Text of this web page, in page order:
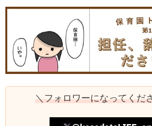
＼フォロワーになってくだ